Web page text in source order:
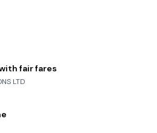
fair fares
LTD